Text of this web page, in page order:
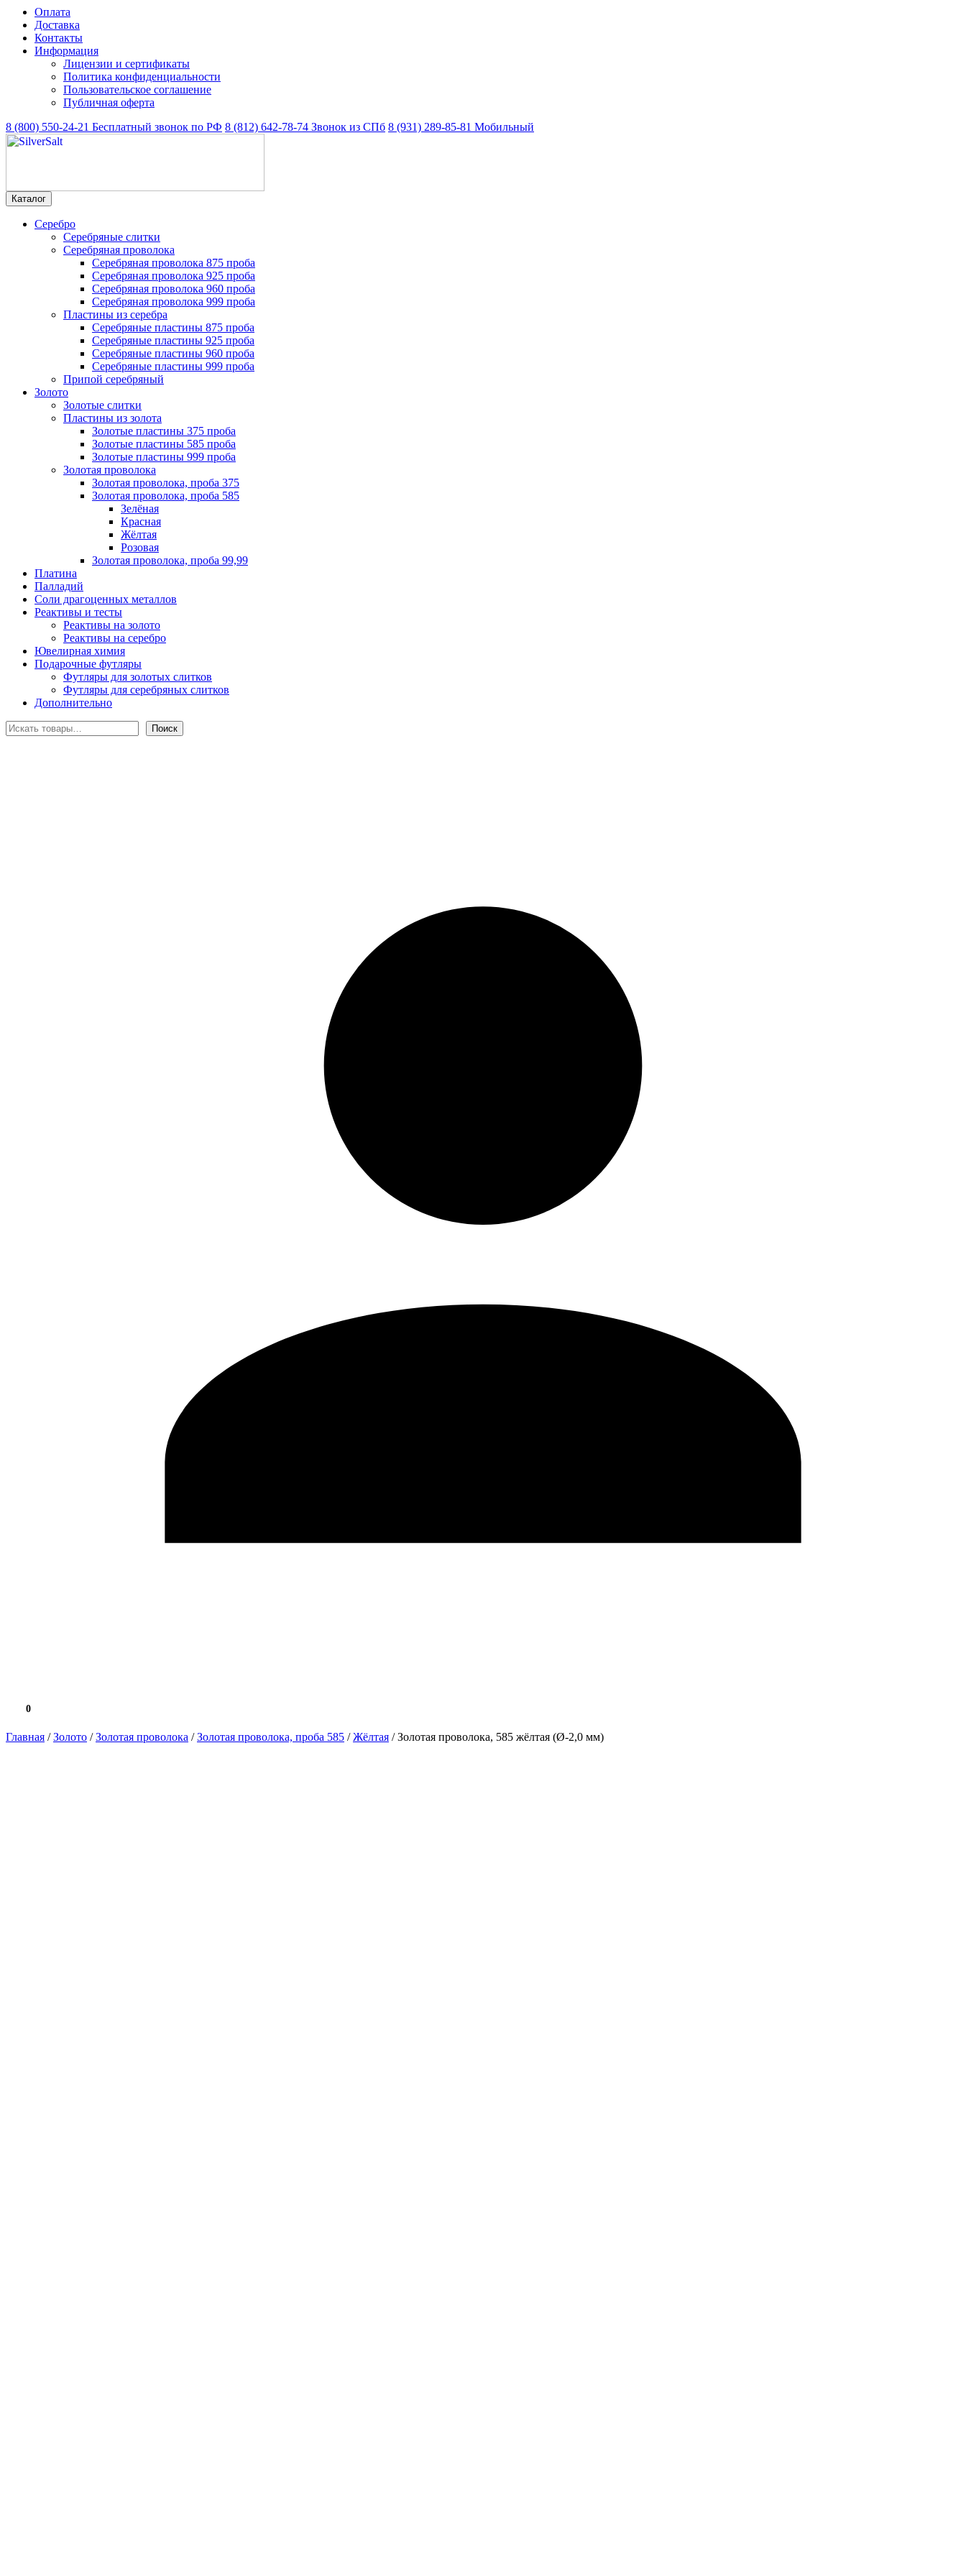
Оплата
Доставка
Контакты
Информация
Лицензии и сертификаты
Политика конфиденциальности
Пользовательское соглашение
Публичная оферта
8 (800) 550-24-21 Бесплатный звонок по РФ 8 (812) 642-78-74 Звонок из СПб 8 (931) 289-85-81 Мобильный
Каталог
Серебро
Серебряные слитки
Серебряная проволока
Серебряная проволока 875 проба
Серебряная проволока 925 проба
Серебряная проволока 960 проба
Серебряная проволока 999 проба
Пластины из серебра
Серебряные пластины 875 проба
Серебряные пластины 925 проба
Серебряные пластины 960 проба
Серебряные пластины 999 проба
Припой серебряный
Золото
Золотые слитки
Пластины из золота
Золотые пластины 375 проба
Золотые пластины 585 проба
Золотые пластины 999 проба
Золотая проволока
Золотая проволока, проба 375
Золотая проволока, проба 585
Зелёная
Красная
Жёлтая
Розовая
Золотая проволока, проба 99,99
Платина
Палладий
Соли драгоценных металлов
Реактивы и тесты
Реактивы на золото
Реактивы на серебро
Ювелирная химия
Подарочные футляры
Футляры для золотых слитков
Футляры для серебряных слитков
Дополнительно
Поиск
Поиск
0
0.0 ₽
Главная /Золото /Золотая проволока /Золотая проволока, проба 585 /Жёлтая / Золотая проволока, 585 жёлтая (Ø-2,0 мм)